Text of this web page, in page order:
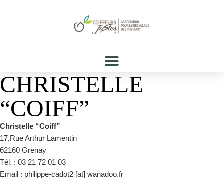
CHRISTELLE
“COIFF”
Christelle “Coiff”
17,Rue Arthur Lamentin
62160 Grenay
Tél. : 03 21 72 01 03
Email : philippe-cadot2 [at] wanadoo.fr